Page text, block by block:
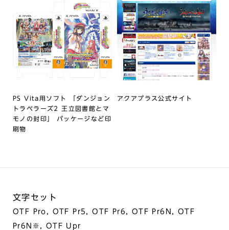
PS Vita用ソフト 「ダンジョン
トラベラーズ2 王立図書館とマ
モノの封印」 パッケージなど印
刷物
アクアプラス公式サイト
文字セット
OTF Pro, OTF Pr5, OTF Pr6, OTF Pr6N, OTF
Pr6N※, OTF Upr